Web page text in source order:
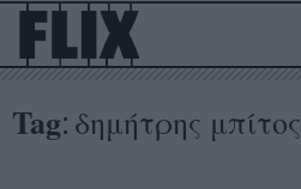
Tag: δημήτρης μπίτος